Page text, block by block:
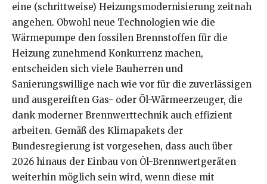
eine (schrittweise) Heizungsmodernisierung zeitnah
angehen. Obwohl neue Technologien wie die
Wärmepumpe den fossilen Brennstoffen für die
Heizung zunehmend Konkurrenz machen,
entscheiden sich viele Bauherren und
Sanierungswillige nach wie vor für die zuverlässigen
und ausgereiften Gas- oder Öl-Wärmeerzeuger, die
dank moderner Brennwerttechnik auch effizient
arbeiten. Gemäß des Klimapakets der
Bundesregierung ist vorgesehen, dass auch über
2026 hinaus der Einbau von Öl-Brennwertgeräten
weiterhin möglich sein wird, wenn diese mit